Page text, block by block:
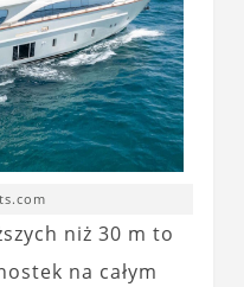
niż 30 m to
na całym